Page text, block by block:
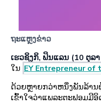
ຖະແຫຼງຂ່າວ
ເຮວຊິງກິ, ຟິນແລນ (10 ຕຸລ
ໃນ EY Entrepreneur of
ດ້ວຍຫຼາຍກວ່າຫນຶ່ງພັນລ້ານ
ເຂົ້າໃຈວ່າແພລະຕະຟອມມີ